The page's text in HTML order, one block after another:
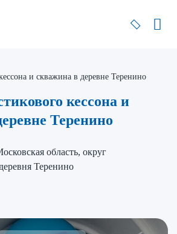
и скважина в деревне Теренино
кессона и
Теренино
область, округ
Теренино